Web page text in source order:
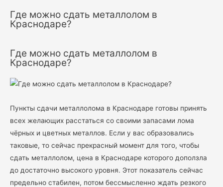
Где можно сдать металлолом в
Краснодаре?
Где можно сдать металлолом в
Краснодаре?
Пункты сдачи металлолома в Краснодаре готовы принять
всех желающих расстаться со своими запасами лома
чёрных и цветных металлов. Если у вас образовались
таковые, то сейчас прекрасный момент для того, чтобы
сдать металлолом, цена в Краснодаре которого доползла
до достаточно высокого уровня. Этот показатель сейчас
предельно стабилен, потом бессмысленно ждать резкого